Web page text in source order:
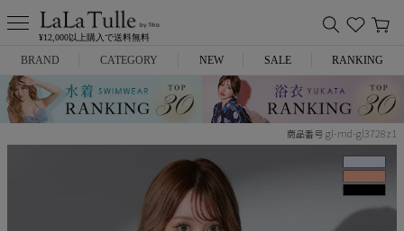
¥12,000以上購入で送料無料
BRAND
Anella
CATEGORY
ミニドレス
NEW SALE RANKING
商品番号 gl-md-gl3728z1